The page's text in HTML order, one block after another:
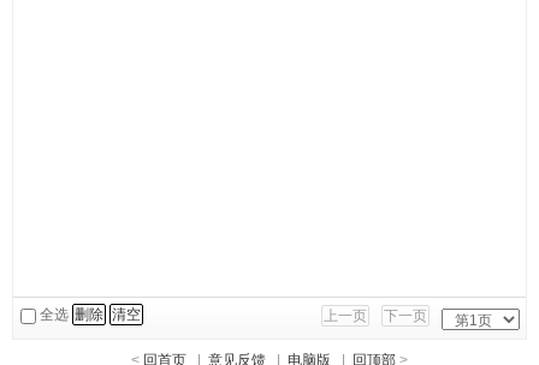
全选 删除 清空 上一页 下一页
< 回首页 意见反馈 电脑版 回顶部 >